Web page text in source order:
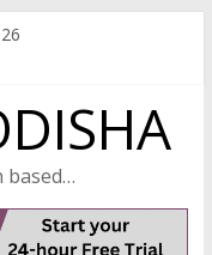
based…